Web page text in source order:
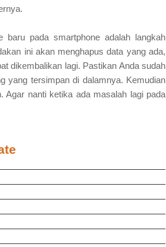
baru pada smartphone adalah langkah
ini akan menghapus data yang ada,
dikembalikan lagi. Pastikan Anda sudah
yang tersimpan di dalamnya. Kemudian
Agar nanti ketika ada masalah lagi pada